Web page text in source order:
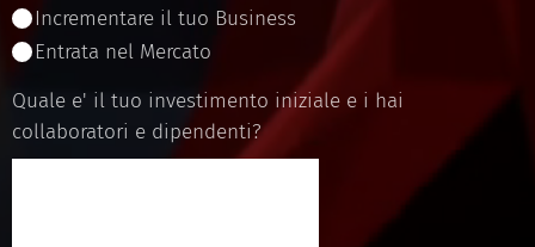
Incrementare il tuo Business
Entrata nel Mercato
Quale e' il tuo investimento iniziale e i hai
collaboratori e dipendenti?